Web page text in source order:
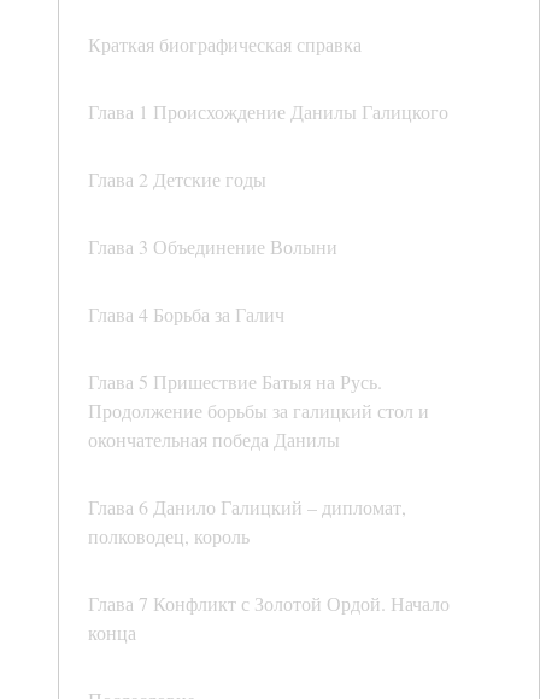
Краткая биографическая справка
Глава 1 Происхождение Данилы Галицкого
Глава 2 Детские годы
Глава 3 Объединение Волыни
Глава 4 Борьба за Галич
Глава 5 Пришествие Батыя на Русь.
Продолжение борьбы за галицкий стол и
окончательная победа Данилы
Глава 6 Данило Галицкий – дипломат,
полководец, король
Глава 7 Конфликт с Золотой Ордой. Начало
конца